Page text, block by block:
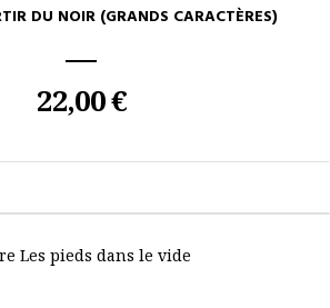
DU NOIR (GRANDS CARACTÈRES)
22,00 €